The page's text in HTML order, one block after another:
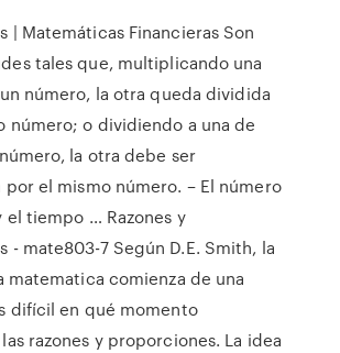
| Matemáticas Financieras Son
tales que, multiplicando una
número, la otra queda dividida
número; o dividiendo a una de
la otra debe ser
el mismo número. – El número
el tiempo … Razones y
- mate803-7 Según D.E. Smith, la
matematica comienza de una
difícil en qué momento
razones y proporciones. La idea